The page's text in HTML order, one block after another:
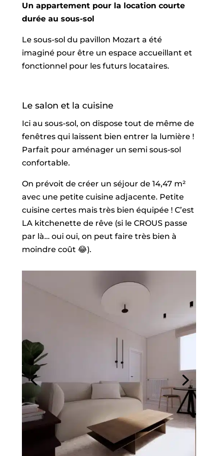
Un appartement pour la location courte
durée au sous-sol
Le sous-sol du pavillon Mozart a été
imaginé pour être un espace accueillant et
fonctionnel pour les futurs locataires.
Le salon et la cuisine
Ici au sous-sol, on dispose tout de même de
fenêtres qui laissent bien entrer la lumière !
Parfait pour aménager un semi sous-sol
confortable.
On prévoit de créer un séjour de 14,47 m²
avec une petite cuisine adjacente. Petite
cuisine certes mais très bien équipée ! C’est
LA kitchenette de rêve (si le CROUS passe
par là… oui oui, on peut faire très bien à
moindre coût 😂).